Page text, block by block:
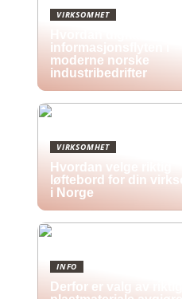
VIRKSOMHET
informasjonsflyten i
moderne norske
industribedrifter
VIRKSOMHET
Hvordan velge riktig
løftebord for din
i Norge
INFO
Derfor er valg av riktig